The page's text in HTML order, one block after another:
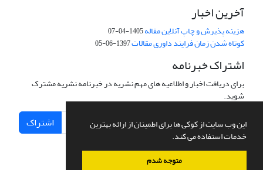
این وب سایت از کوکی ها برای اطمینان از ارائه بهترین
خدمات استفاده می کند.
متوجه شدم
آخرین اخبار
هزینه پذیرش و چاپ آنلاین مقاله1405-04-07
کوتاه شدن زمان فرایند داوری مقالات1397-06-05
اشتراک خبرنامه
برای دریافت اخبار و اطلاعیه های مهم نشریه در خبرنامه نشریه مشترک
شوید.
اشتراک